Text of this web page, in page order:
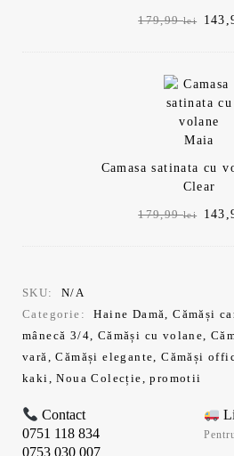
179,99lei
Camasa satinata cu
Clear
179,99lei
SKU:
N/A
Categorie:
Haine Damă,Cămăși
mânecă 3/4, Cămăși cu volane,
vară,Cămăși elegante,Cămăși
kaki,Noua Colecție,promotii
Contact
0751 118 834
0753 030 007